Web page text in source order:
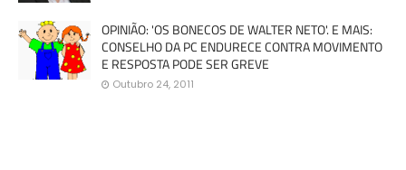
OPINIÃO: 'OS BONECOS DE WALTER NETO'. E MAIS:
CONSELHO DA PC ENDURECE CONTRA MOVIMENTO
E RESPOSTA PODE SER GREVE
Outubro 24, 2011